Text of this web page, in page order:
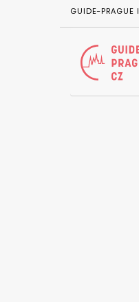
GUIDE-PRAGUE